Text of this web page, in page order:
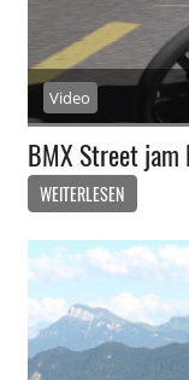
Video
BMX Street
WEITERLESEN